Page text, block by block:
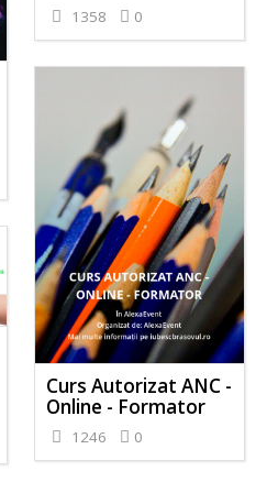
1358 0
Curs Autorizat ANC -
Online - Formator
1246 0